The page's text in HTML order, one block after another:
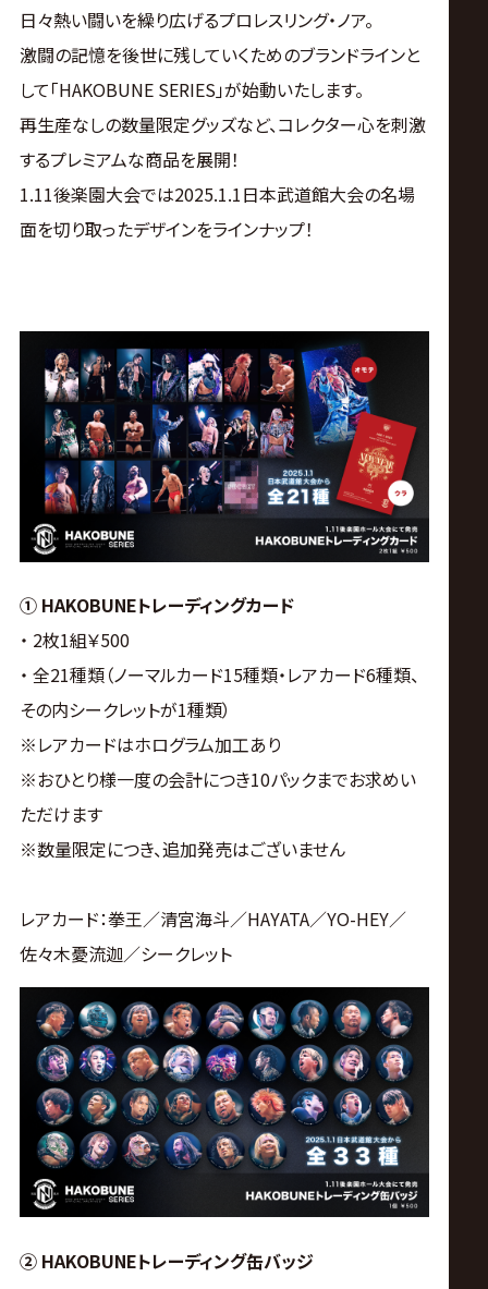
日々熱い闘いを繰り広げるプロレスリング・ノア。
激闘の記憶を後世に残していくためのブランドラインと
して「HAKOBUNE SERIES」が始動いたします。
再生産なしの数量限定グッズなど、コレクター心を刺激
するプレミアムな商品を展開！
1.11後楽園大会では2025.1.1日本武道館大会の名場
面を切り取ったデザインをラインナップ！
① HAKOBUNEトレーディングカード
・ 2枚1組￥500
・ 全21種類（ノーマルカード15種類・レアカード6種類、
その内シークレットが1種類）
※レアカードはホログラム加工あり
※おひとり様一度の会計につき10パックまでお求めい
ただけます
※数量限定につき、追加発売はございません
レアカード：拳王／清宮海斗／HAYATA／YO-HEY／
佐々木憂流迦／シークレット
② HAKOBUNEトレーディング缶バッジ